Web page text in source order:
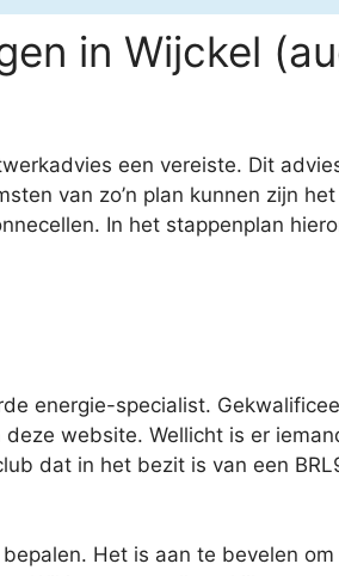
in Wijckel
een vereiste. Dit
van zo’n plan kunnen zijn
In het stappenplan
energie-specialist.
website. Wellicht is er
dat in het bezit is van een
Het is aan te bevelen